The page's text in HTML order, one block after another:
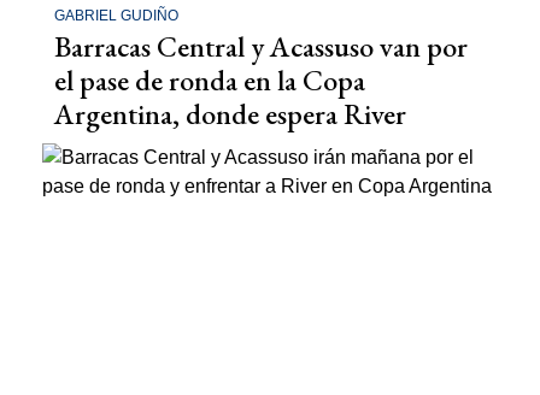
GABRIEL GUDIÑO
Barracas Central y Acassuso van por
el pase de ronda en la Copa
Argentina, donde espera River